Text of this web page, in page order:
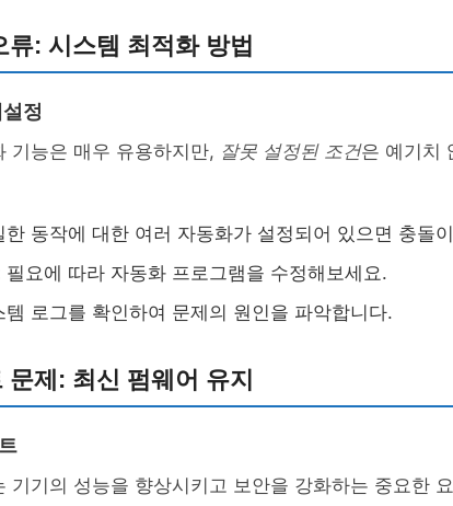
류: 시스템 최적화 방법
정
기능은 매우 유용하지만, 잘못 설정된 조건은 예기치
한 동작에 대한 여러 자동화가 설정되어 있으면 충돌
필요에 따라 자동화 프로그램을 수정해보세요.
템 로그를 확인하여 문제의 원인을 파악합니다.
제: 최신 펌웨어 유지
기기의 성능을 향상시키고 보안을 강화하는 중요한